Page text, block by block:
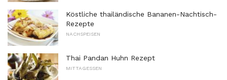
Köstliche thailändische Bananen-Nachtisch-
Rezepte
NACHSPEISEN
Thai Pandan Huhn Rezept
MITTAGESSEN